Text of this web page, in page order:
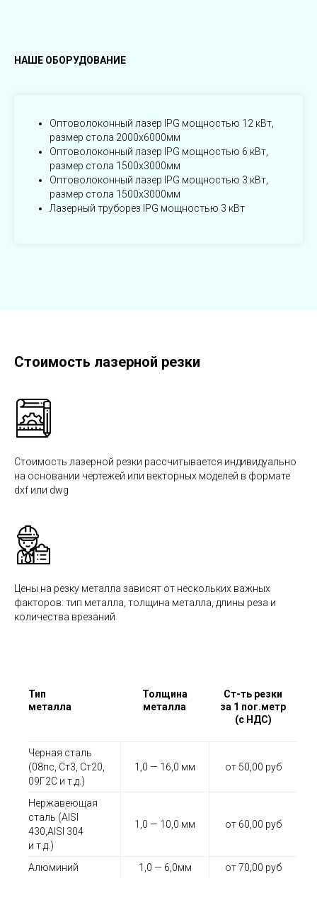
НАШЕ ОБОРУДОВАНИЕ
Оптоволоконный лазер IPG мощностью 12 кВт,
размер стола 2000х6000мм
Оптоволоконный лазер IPG мощностью 6 кВт,
размер стола 1500х3000мм
Оптоволоконный лазер IPG мощностью 3 кВт,
размер стола 1500х3000мм
Лазерный труборез IPG мощностью 3 кВт
Стоимость лазерной резки
Стоимость лазерной резки рассчитывается индивидуально
на основании чертежей или векторных моделей в формате
dxf или dwg
Цены на резку металла зависят от нескольких важных
факторов: тип металла, толщина металла, длины реза и
количества врезаний
Тип
металла
Толщина
металла
Ст-ть резки
за 1 пог.метр
(с НДС)
Черная сталь
(08пс, Ст3, Ст20,
09Г2С и т.д.)
1,0 — 16,0 мм от 50,00 руб
Нержавеющая
сталь (AISI
430,AISI 304
и т.д.)
1,0 — 10,0 мм от 60,00 руб
Алюминий 1,0 — 6,0мм от 70,00 руб